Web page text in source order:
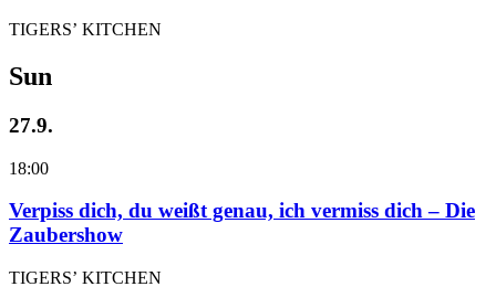
TIGERS’ KITCHEN
Sun
27.9.
18:00
Verpiss dich, du weißt genau, ich vermiss dich – Die
Zaubershow
TIGERS’ KITCHEN